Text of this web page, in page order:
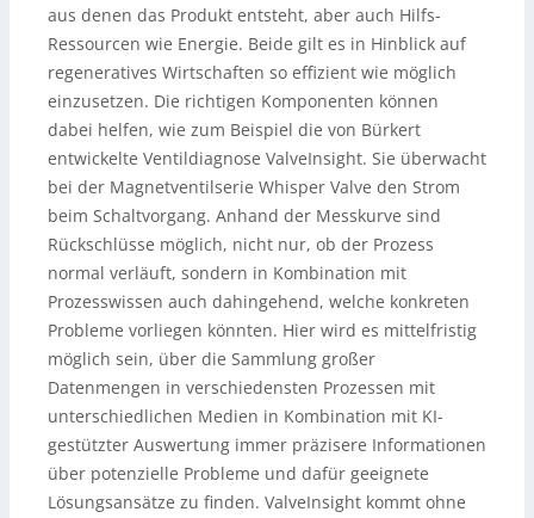
aus denen das Produkt entsteht, aber auch Hilfs-
Ressourcen wie Energie. Beide gilt es in Hinblick auf
regeneratives Wirtschaften so effizient wie möglich
einzusetzen. Die richtigen Komponenten können
dabei helfen, wie zum Beispiel die von Bürkert
entwickelte Ventildiagnose ValveInsight. Sie überwacht
bei der Magnetventilserie Whisper Valve den Strom
beim Schaltvorgang. Anhand der Messkurve sind
Rückschlüsse möglich, nicht nur, ob der Prozess
normal verläuft, sondern in Kombination mit
Prozesswissen auch dahingehend, welche konkreten
Probleme vorliegen könnten. Hier wird es mittelfristig
möglich sein, über die Sammlung großer
Datenmengen in verschiedensten Prozessen mit
unterschiedlichen Medien in Kombination mit KI-
gestützter Auswertung immer präzisere Informationen
über potenzielle Probleme und dafür geeignete
Lösungsansätze zu finden. ValveInsight kommt ohne